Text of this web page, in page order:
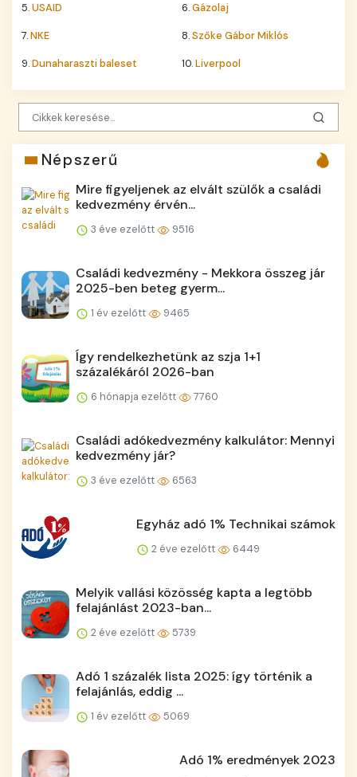
5.USAID 6.Gázolaj
7.NKE 8.Szőke Gábor Miklós
9.Dunaharaszti baleset 10.Liverpool
Népszerű
Mire figyeljenek az elvált szülők a családi
kedvezmény érvén...
3 éve ezelőtt 9516
Családi kedvezmény - Mekkora összeg jár
2025-ben beteg gyerm...
1 év ezelőtt 9465
Így rendelkezhetünk az szja 1+1
százalékáról 2026-ban
6 hónapja ezelőtt 7760
Családi adókedvezmény kalkulátor: Mennyi
kedvezmény jár?
3 éve ezelőtt 6563
Egyház adó 1% Technikai számok
2 éve ezelőtt 6449
Melyik vallási közösség kapta a legtöbb
felajánlást 2023-ban...
2 éve ezelőtt 5739
Adó 1 százalék lista 2025: így történik a
felajánlás, eddig ...
1 év ezelőtt 5069
Adó 1% eredmények 2023